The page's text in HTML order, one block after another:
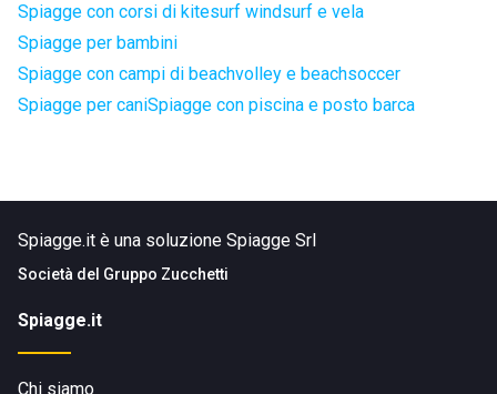
Spiagge con corsi di kitesurf windsurf e vela
Spiagge per bambini
Spiagge con campi di beachvolley e beachsoccer
Spiagge per caniSpiagge con piscina e posto barca
Spiagge.it è una soluzione Spiagge Srl
Società del Gruppo Zucchetti
Spiagge.it
Chi siamo